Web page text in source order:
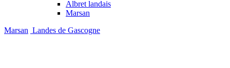
Albret landais
Marsan
Marsan Landes de Gascogne